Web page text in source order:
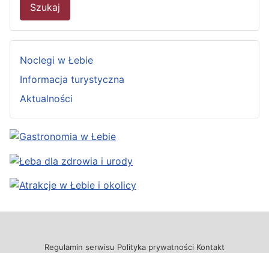
Szukaj
Noclegi w Łebie
Informacja turystyczna
Aktualności
Regulamin serwisu Polityka prywatności Kontakt